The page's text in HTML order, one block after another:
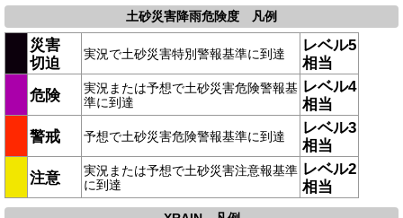
土砂災害降雨危険度 凡例
災害
切迫
実況で土砂災害特別警報基準に到達
レベル5
相当
危険
実況または予想で土砂災害危険警報基
準に到達
レベル4
相当
警戒
予想で土砂災害危険警報基準に到達
レベル3
相当
注意
実況または予想で土砂災害注意報基準
に到達
レベル2
相当